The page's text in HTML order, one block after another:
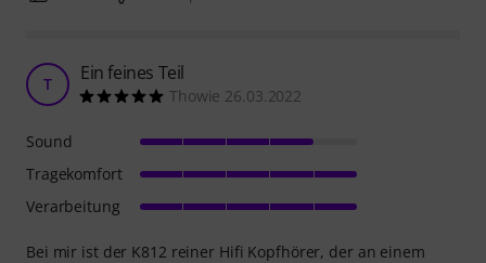
T Ein feines Teil
Thowie 26.03.2022
Bei mir ist der K812 reiner Hifi Kopfhörer, der an einem
Sound
Tragekomfort
Verarbeitung